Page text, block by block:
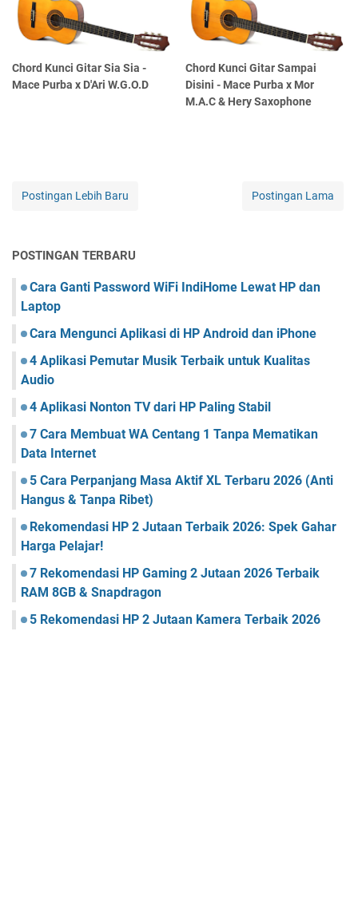
Chord Kunci Gitar Sia Sia -
Mace Purba x D'Ari W.G.O.D
Chord Kunci Gitar Sampai
Disini - Mace Purba x Mor
M.A.C & Hery Saxophone
Postingan Lebih Baru Postingan Lama
POSTINGAN TERBARU
Cara Ganti Password WiFi IndiHome Lewat HP dan
Laptop
Cara Mengunci Aplikasi di HP Android dan iPhone
4 Aplikasi Pemutar Musik Terbaik untuk Kualitas
Audio
4 Aplikasi Nonton TV dari HP Paling Stabil
7 Cara Membuat WA Centang 1 Tanpa Mematikan
Data Internet
5 Cara Perpanjang Masa Aktif XL Terbaru 2026 (Anti
Hangus & Tanpa Ribet)
Rekomendasi HP 2 Jutaan Terbaik 2026: Spek Gahar
Harga Pelajar!
7 Rekomendasi HP Gaming 2 Jutaan 2026 Terbaik
RAM 8GB & Snapdragon
5 Rekomendasi HP 2 Jutaan Kamera Terbaik 2026